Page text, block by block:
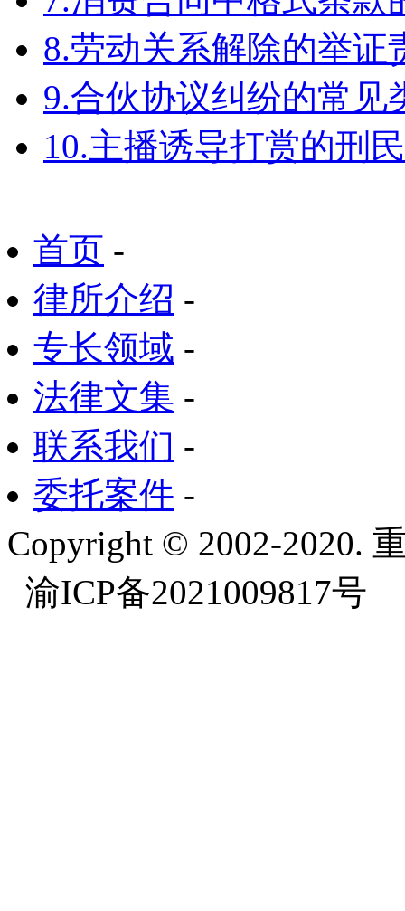
8.劳动关系解除的举证
9.合伙协议纠纷的常见
10.主播诱导打赏的刑
首页 -
律所介绍 -
专长领域 -
法律文集 -
联系我们 -
委托案件 -
Copyright © 2002-2020.
渝ICP备2021009817号